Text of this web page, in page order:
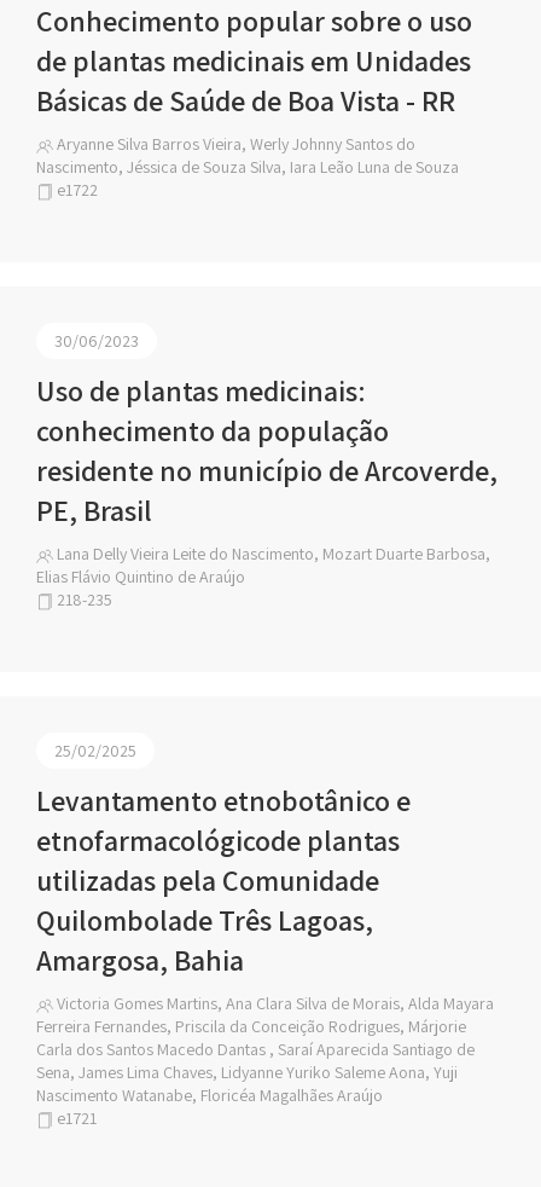
Conhecimento popular sobre o uso
de plantas medicinais em Unidades
Básicas de Saúde de Boa Vista - RR
Aryanne Silva Barros Vieira, Werly Johnny Santos do
Nascimento, Jéssica de Souza Silva, Iara Leão Luna de Souza
e1722
30/06/2023
Uso de plantas medicinais:
conhecimento da população
residente no município de Arcoverde,
PE, Brasil
Lana Delly Vieira Leite do Nascimento, Mozart Duarte Barbosa,
Elias Flávio Quintino de Araújo
218-235
25/02/2025
Levantamento etnobotânico e
etnofarmacológicode plantas
utilizadas pela Comunidade
Quilombolade Três Lagoas,
Amargosa, Bahia
Victoria Gomes Martins, Ana Clara Silva de Morais, Alda Mayara
Ferreira Fernandes, Priscila da Conceição Rodrigues, Márjorie
Carla dos Santos Macedo Dantas , Saraí Aparecida Santiago de
Sena, James Lima Chaves, Lidyanne Yuriko Saleme Aona, Yuji
Nascimento Watanabe, Floricéa Magalhães Araújo
e1721